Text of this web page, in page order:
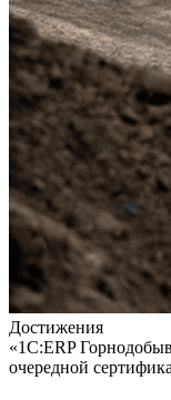
Достижения
«1С:ERP
очередной